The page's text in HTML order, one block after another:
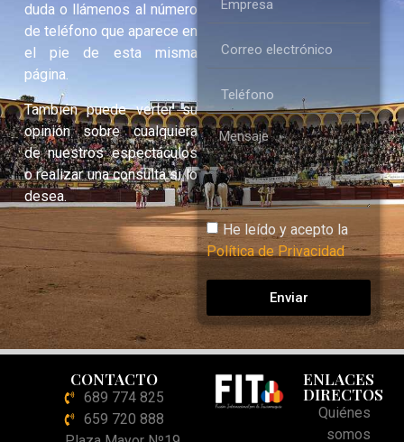
duda o llámenos al número
de teléfono que aparece en
el pie de esta misma
página.
También puede verter su
opinión sobre cualquiera
de nuestros espectáculos
o realizar una consulta si lo
desea.
He leído y acepto la
Política de Privacidad
Enviar
CONTACTO
689 774 825
659 720 888
ENLACES
DIRECTOS
Quiénes
somos